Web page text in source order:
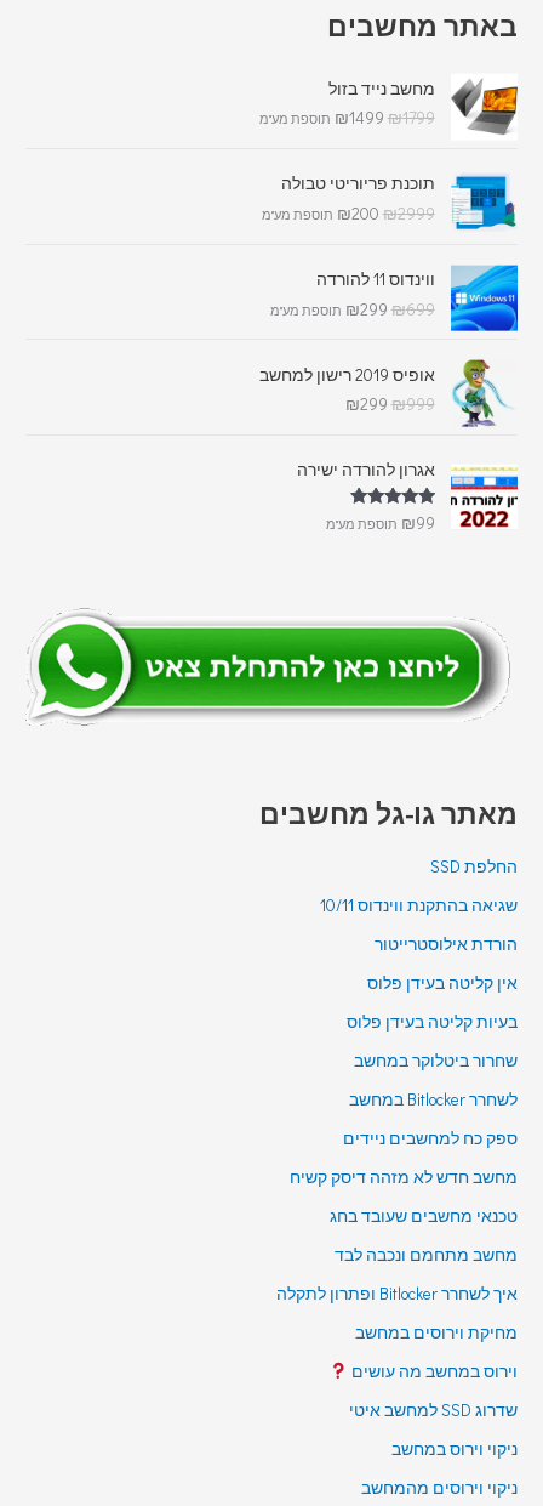
באתר מחשבים
מחשב נייד בזול
₪1799
₪1499 תוספת מע"מ
תוכנת פריוריטי טבולה
₪2999
₪200 תוספת מע"מ
ווינדוס 11 להורדה
₪699
₪299 תוספת מע"מ
אופיס 2019 רישון למחשב
₪999
₪299
אגרון להורדה ישירה
דורג 5.00 ₪99 תוספת מע"מ
מאתר גו-גל מחשבים
החלפת SSD
שגיאה בהתקנת ווינדוס 10/11
הורדת אילוסטרייטור
אין קליטה בעידן פלוס
בעיות קליטה בעידן פלוס
שחרור ביטלוקר במחשב
לשחרר Bitlocker במחשב
ספק כח למחשבים ניידים
מחשב חדש לא מזהה דיסק קשיח
טכנאי מחשבים שעובד בחג
מחשב מתחמם ונכבה לבד
איך לשחרר Bitlocker ופתרון לתקלה
מחיקת וירוסים במחשב
וירוס במחשב מה עושים
שדרוג SSD למחשב איטי
ניקוי וירוס במחשב
ניקוי וירוסים מהמחשב